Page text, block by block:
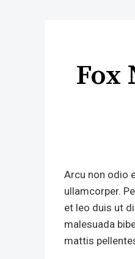
Fox
Arcu non odio
ullamcorper.
et leo duis ut
malesuada
mattis